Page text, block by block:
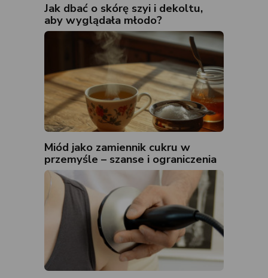
Jak dbać o skórę szyi i dekoltu,
aby wyglądała młodo?
Miód jako zamiennik cukru w
przemyśle – szanse i ograniczenia